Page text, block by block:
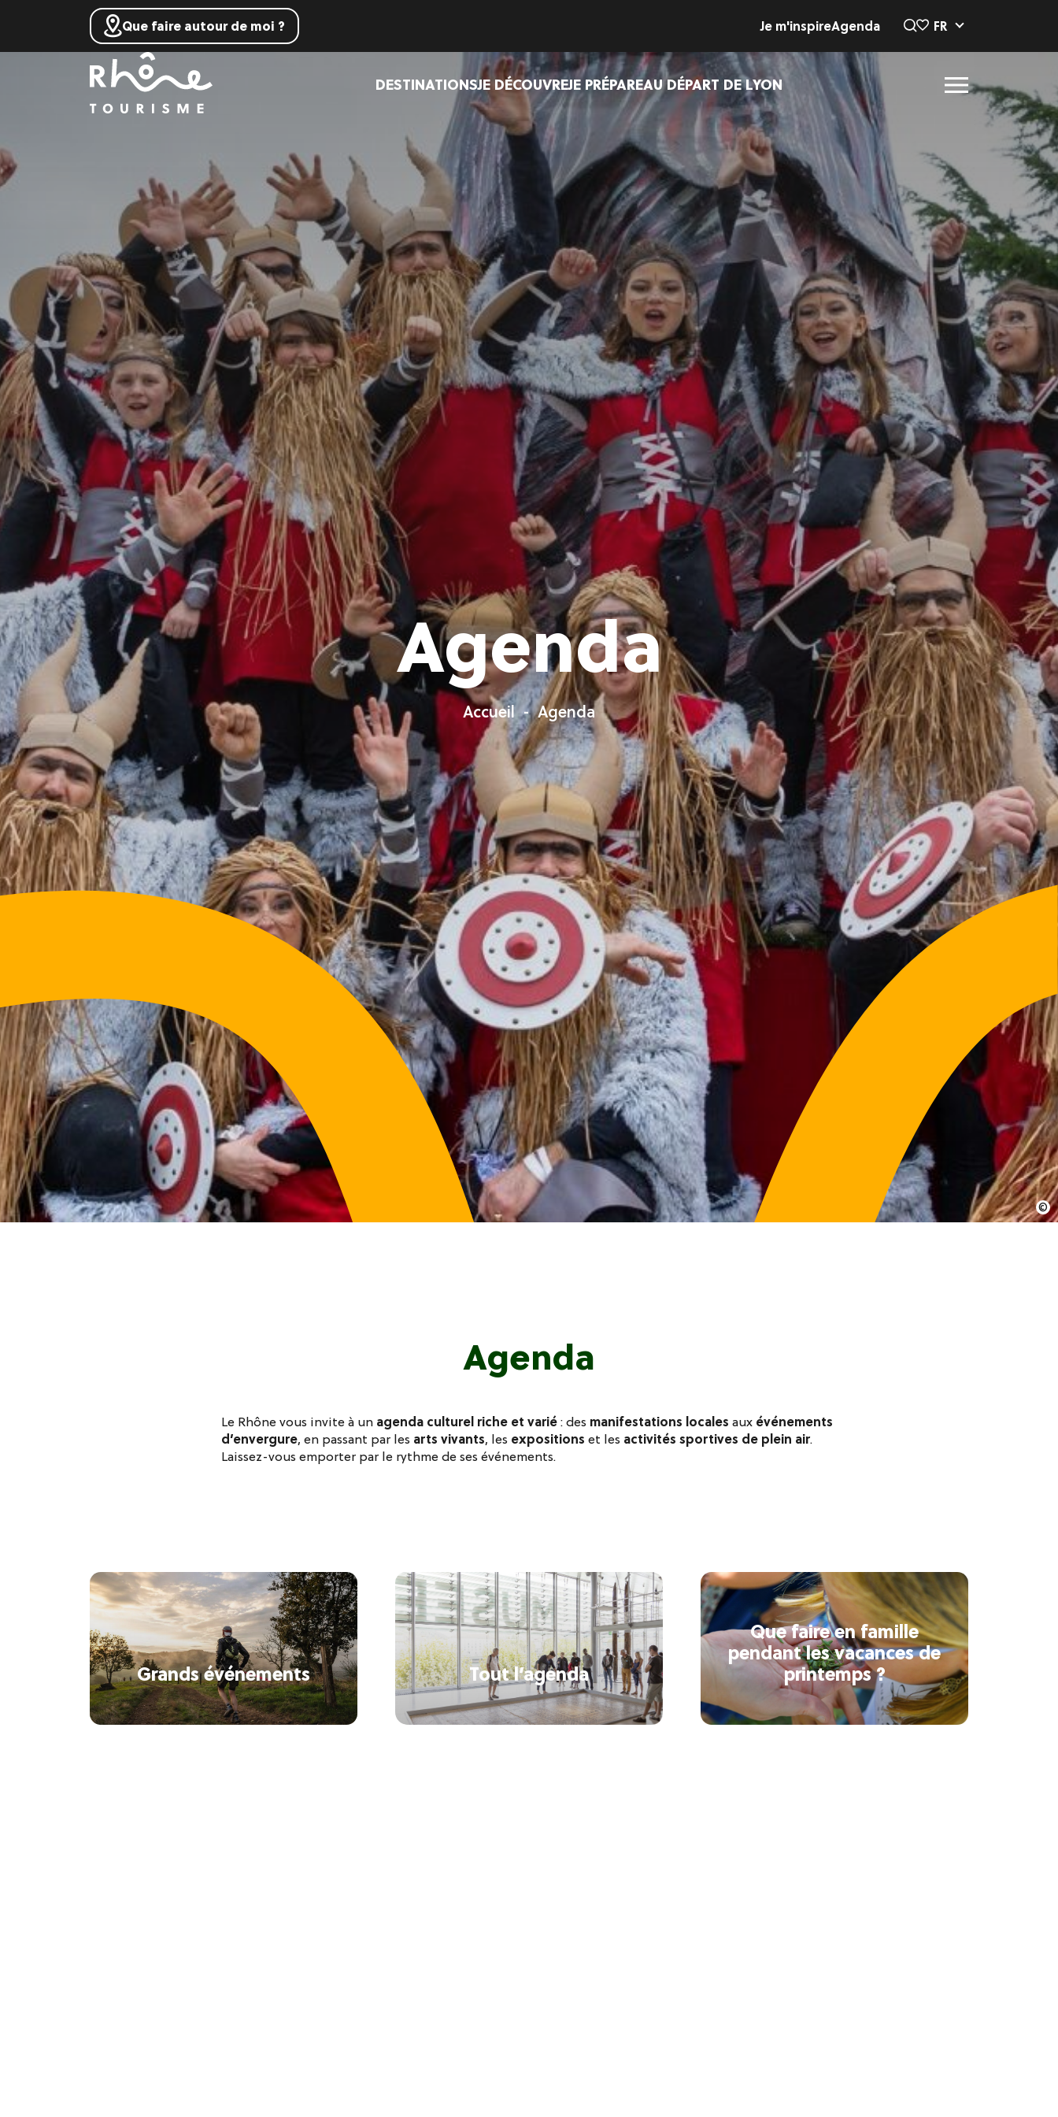
DESTINATIONSJE DÉCOUVREJE PRÉPAREAU DÉPART DE LYON
Que faire autour de moi ? Je m'inspireAgenda FR
Agenda
Accueil Agenda
Agenda
Le Rhône vous invite à un agenda culturel riche et varié: des manifestations locales aux événements
d’envergure, en passant par les arts vivants, les expositionset les activités sportives de plein air.
Laissez-vous emporter par le rythme de ses événements.
Grands événements Tout l’agenda
Que faire en famille
pendant les vacances de
printemps ?